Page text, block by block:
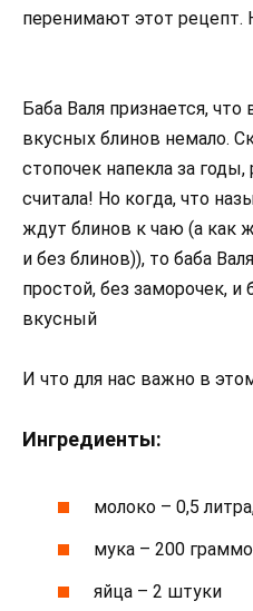
перенимают этот рецепт.
Баба Валя признается,
вкусных блинов немало.
стопочек напекла за
считала! Но когда, что
ждут блинов к чаю (а как
и без блинов)), то баба
простой, без заморочек,
вкусный
И что для нас важно в
Ингредиенты:
молоко – 0,5
мука – 200
яйца – 2 штуки